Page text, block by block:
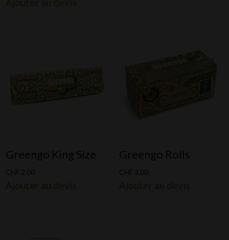
Greengo King Size
CHF 2.00
Greengo Rolls
CHF 3.00